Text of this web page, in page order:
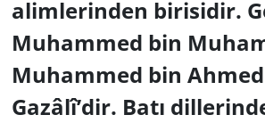
alimlerinden birisidir.
Muhammed bin
Muhammed bin
Gazâlî’dir. Batı